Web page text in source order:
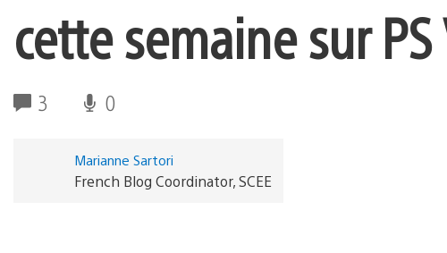
cette semaine sur
3 0
Marianne Sartori
French Blog Coordinator, SCEE